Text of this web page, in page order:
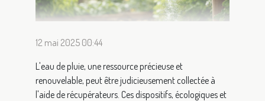
12 mai 2025 00:44
L'eau de pluie, une ressource précieuse et
renouvelable, peut être judicieusement collectée à
l'aide de récupérateurs. Ces dispositifs, écologiques et